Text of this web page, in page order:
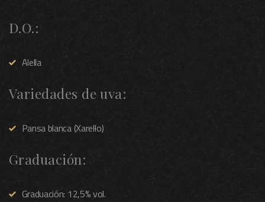
D.O.:
Alella
Variedades de uva:
Pansa blanca (Xarel·lo)
Graduación:
Graduación: 12,5% vol.